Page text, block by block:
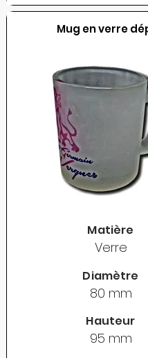
Mug en verre
Matière
Verre
Diamètre
80 mm
Hauteur
95 mm